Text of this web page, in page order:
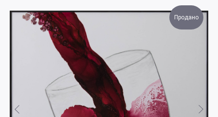
Продано